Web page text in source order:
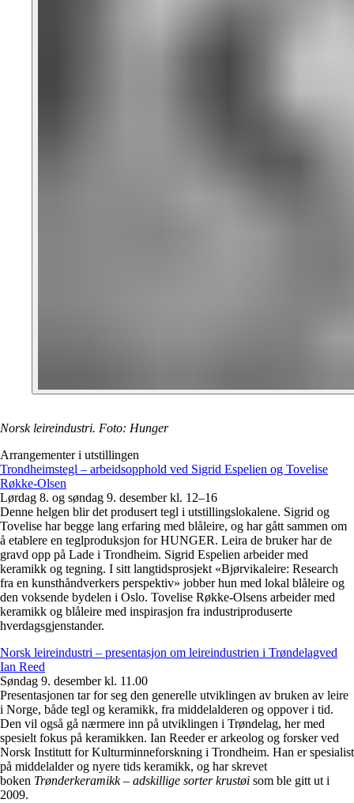
Norsk leireindustri. Foto: Hunger
Arrangementer i utstillingen
Trondheimstegl – arbeidsopphold ved Sigrid Espelien og Tovelise
Røkke-Olsen
Lørdag 8. og søndag 9. desember kl. 12–16
Denne helgen blir det produsert tegl i utstillingslokalene. Sigrid og
Tovelise har begge lang erfaring med blåleire, og har gått sammen om
å etablere en teglproduksjon for HUNGER. Leira de bruker har de
gravd opp på Lade i Trondheim. Sigrid Espelien arbeider med
keramikk og tegning. I sitt langtidsprosjekt «Bjørvikaleire: Research
fra en kunsthåndverkers perspektiv» jobber hun med lokal blåleire og
den voksende bydelen i Oslo. Tovelise Røkke-Olsens arbeider med
keramikk og blåleire med inspirasjon fra industriproduserte
hverdagsgjenstander.
Norsk leireindustri – presentasjon om leireindustrien i Trøndelagved
Ian Reed
Søndag 9. desember kl. 11.00
Presentasjonen tar for seg den generelle utviklingen av bruken av leire
i Norge, både tegl og keramikk, fra middelalderen og oppover i tid.
Den vil også gå nærmere inn på utviklingen i Trøndelag, her med
spesielt fokus på keramikken. Ian Reeder er arkeolog og forsker ved
Norsk Institutt for Kulturminneforskning i Trondheim. Han er spesialist
på middelalder og nyere tids keramikk, og har skrevet
boken Trønderkeramikk – adskillige sorter krustøi som ble gitt ut i
2009.